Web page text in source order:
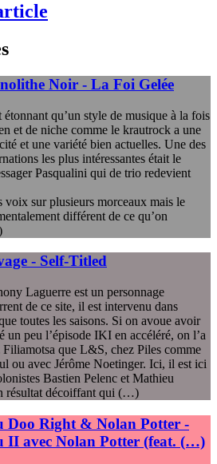
Noir - La Foi Gelée
étonnant qu’un style de musique à la fois
et de niche comme le krautrock a une
et une variété bien actuelles. Une des
les plus intéressantes était le
Pasqualini qui de trio redevient
voix sur plusieurs morceaux mais le
différent de ce qu’on
- Self-Titled
Laguerre est un personnage
de ce site, il est intervenu dans
toutes les saisons. Si on avoue avoir
un peu l’épisode IKI en accéléré, on l’a
Filiamotsa que L&S, chez Piles comme
ou avec Jérôme Noetinger. Ici, il est ici
Bastien Pelenc et Mathieu
résultat décoiffant qui (…)
Doo Right & Nolan Potter -
II avec Nolan Potter (feat. (…)